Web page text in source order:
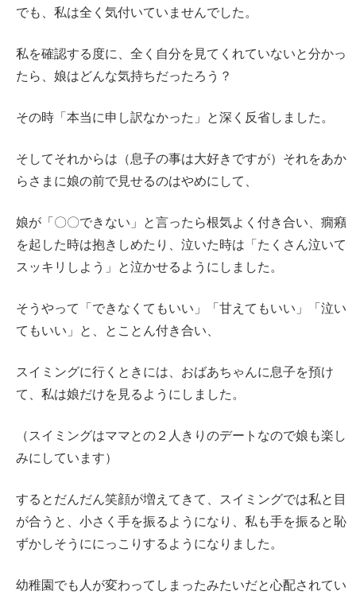
でも、私は全く気付いていませんでした。
私を確認する度に、全く自分を見てくれていないと分かっ
たら、娘はどんな気持ちだったろう？
その時「本当に申し訳なかった」と深く反省しました。
そしてそれからは（息子の事は大好きですが）それをあか
らさまに娘の前で見せるのはやめにして、
娘が「〇〇できない」と言ったら根気よく付き合い、癇癪
を起した時は抱きしめたり、泣いた時は「たくさん泣いて
スッキリしよう」と泣かせるようにしました。
そうやって「できなくてもいい」「甘えてもいい」「泣い
てもいい」と、とことん付き合い、
スイミングに行くときには、おばあちゃんに息子を預け
て、私は娘だけを見るようにしました。
（スイミングはママとの２人きりのデートなので娘も楽し
みにしています）
するとだんだん笑顔が増えてきて、スイミングでは私と目
が合うと、小さく手を振るようになり、私も手を振ると恥
ずかしそうににっこりするようになりました。
幼稚園でも人が変わってしまったみたいだと心配されてい